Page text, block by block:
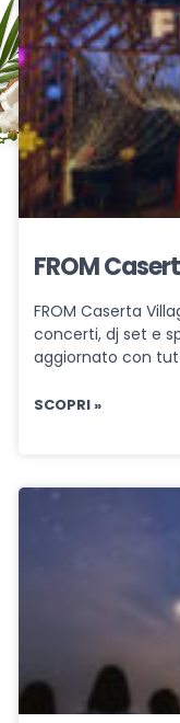
FROM
FROM Caserta
concerti, dj set e
aggiornato con
SCOPRI »